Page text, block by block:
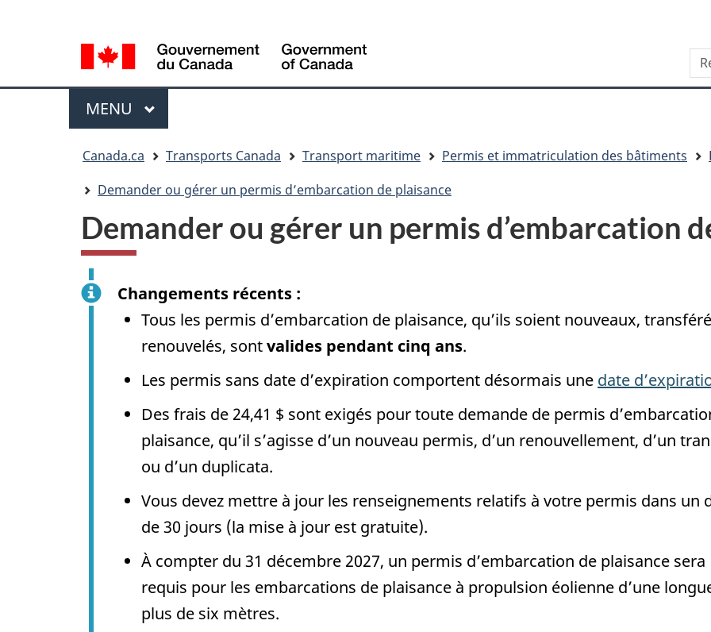
site"
HTML
de
la
langue
Language
switcher
of
Menu
MENU PRINCIPAL
Canada.ca Transports Canada Transport maritime Permis et immatriculation des bâtiments
Demander ou gérer un permis d’embarcation de plaisance
Demander ou gérer un permis d’embarcation
Changements récents :
Tous les permis d’embarcation de plaisance, qu’ils soient nouveaux,
renouvelés, sontvalides pendant cinq ans.
Les permis sans date d’expiration comportent désormais une date
Des frais de 24,41 $ sont exigés pour toute demande de permis
plaisance, qu’il s’agisse d’un nouveau permis, d’un renouvellement, d’un
ou d’un duplicata.
Vous devez mettre à jour les renseignements relatifs à votre permis dans un
de 30 jours (la mise à jour est gratuite).
À compter du 31 décembre 2027, un permis d’embarcation de plaisance sera
requis pour les embarcations de plaisance à propulsion éolienne d’une
plus de six mètres.